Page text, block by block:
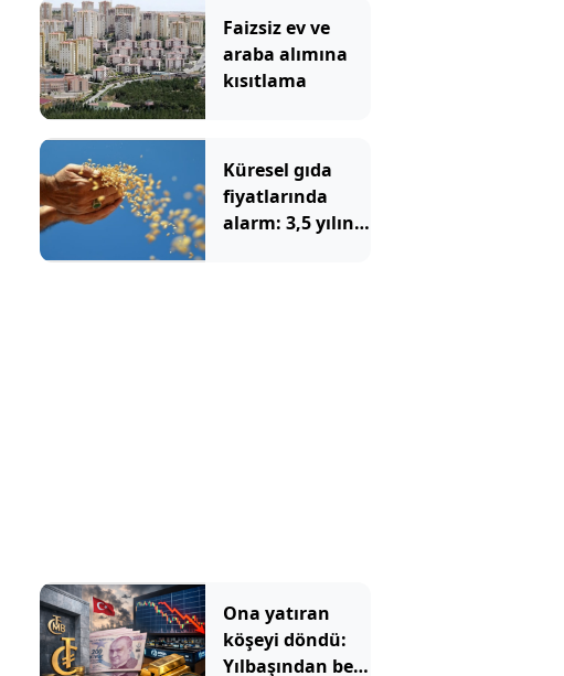
Faizsiz ev ve
araba alımına
kısıtlama
Küresel gıda
fiyatlarında
alarm: 3,5 yılın
Ona yatıran
köşeyi döndü:
Yılbaşından beri